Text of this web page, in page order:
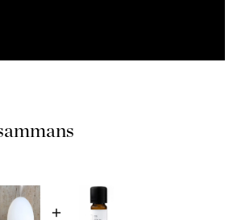
När vattenmolekylerna delas skickas
i luften som ånga. Processen är
egenskaper.